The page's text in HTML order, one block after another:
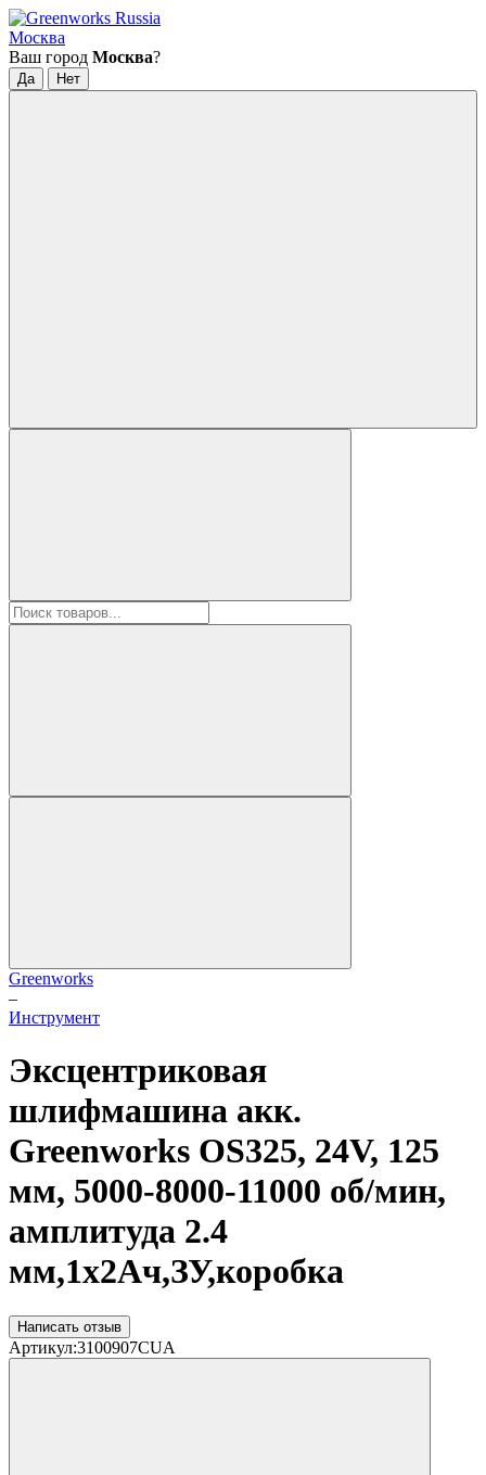
Москва
Ваш город Москва?
Greenworks
–
Инструмент
Эксцентриковая
шлифмашина акк.
Greenworks OS325, 24V, 125
мм, 5000-8000-11000 об/мин,
амплитуда 2.4
мм,1х2Ач,ЗУ,коробка
Написать отзыв
Артикул:3100907CUA